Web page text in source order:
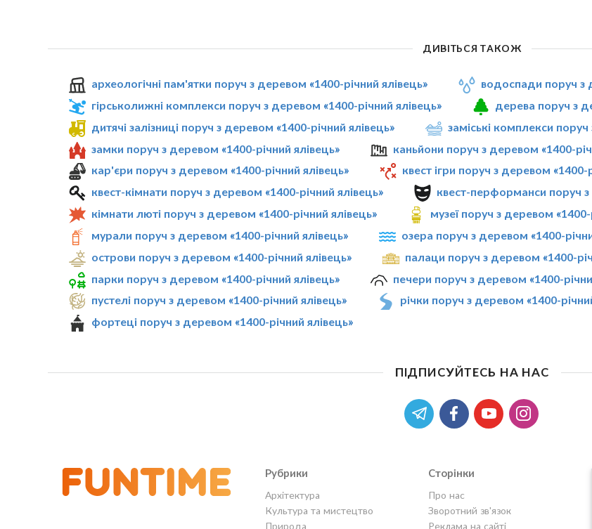
ДИВІТЬСЯ ТАКОЖ
археологічні пам'ятки поруч з деревом «1400-річний ялівець»
водоспади поруч з
гірськолижні комплекси поруч з деревом «1400-річний ялівець»
дерева поруч з
дитячі залізниці поруч з деревом «1400-річний ялівець»
заміські комплекси
замки поруч з деревом «1400-річний ялівець»
каньйони поруч з деревом «1400-
кар'єри поруч з деревом «1400-річний ялівець»
квест ігри поруч з деревом «1400-
квест-кімнати поруч з деревом «1400-річний ялівець»
квест-перформанси поруч з
кімнати люті поруч з деревом «1400-річний ялівець»
музеї поруч з деревом «1400-
мурали поруч з деревом «1400-річний ялівець»
озера поруч з деревом «1400-
острови поруч з деревом «1400-річний ялівець»
палаци поруч з деревом «1400-
парки поруч з деревом «1400-річний ялівець»
печери поруч з деревом «1400-
пустелі поруч з деревом «1400-річний ялівець»
річки поруч з деревом «1400-
фортеці поруч з деревом «1400-річний ялівець»
ПІДПИСУЙТЕСЬ НА НАС
Рубрики
Архітектура
Культура та мистецтво
Природа
Сторінки
Про нас
Зворотний зв'язок
Реклама на сайті